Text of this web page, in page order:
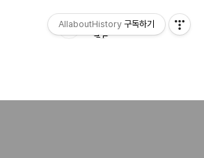
AllaboutHistory 구독하기